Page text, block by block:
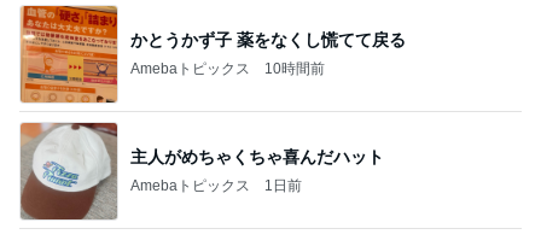
かとうかず子 薬をなくし慌てて戻る
Amebaトピックス 10時間前
主人がめちゃくちゃ喜んだハット
Amebaトピックス 1日前